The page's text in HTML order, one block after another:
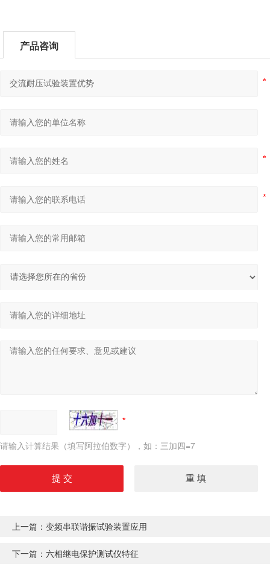
产品咨询
请输入计算结果（填写阿拉伯数字），如：三加四=7
上一篇： 变频串联谐振试验装置应用
下一篇： 六相继电保护测试仪特征